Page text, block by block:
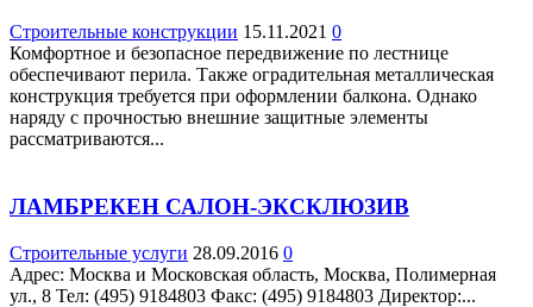
Строительные конструкции 15.11.2021 0
Комфортное и безопасное передвижение по лестнице
обеспечивают перила. Также оградительная металлическая
конструкция требуется при оформлении балкона. Однако
наряду с прочностью внешние защитные элементы
рассматриваются...
ЛАМБРЕКЕН САЛОН-ЭКСКЛЮЗИВ
Строительные услуги 28.09.2016 0
Адрес: Москва и Московская область, Москва, Полимерная
ул., 8 Teл: (495) 9184803 Факс: (495) 9184803 Директор:...